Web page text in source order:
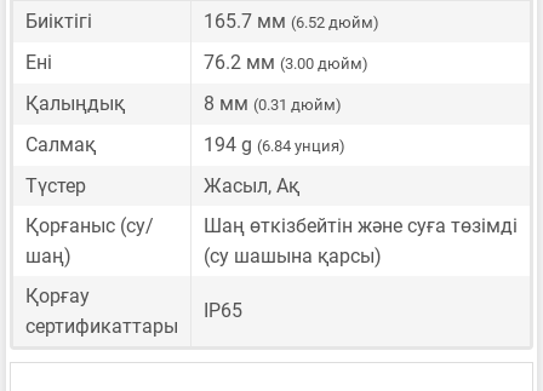
Биіктігі
165.7 мм (6.52 дюйм)
Ені 76.2 мм (3.00 дюйм)
Қалыңдық 8 мм (0.31 дюйм)
Салмақ 194 g (6.84 унция)
Түстер
Жасыл, Ақ
Қорғаныс (су/
шаң)
Шаң өткізбейтін және суға төзімді
(су шашына қарсы)
Қорғау
сертификаттары
IP65